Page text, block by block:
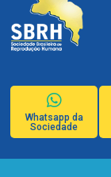
Whatsapp da
Sociedade